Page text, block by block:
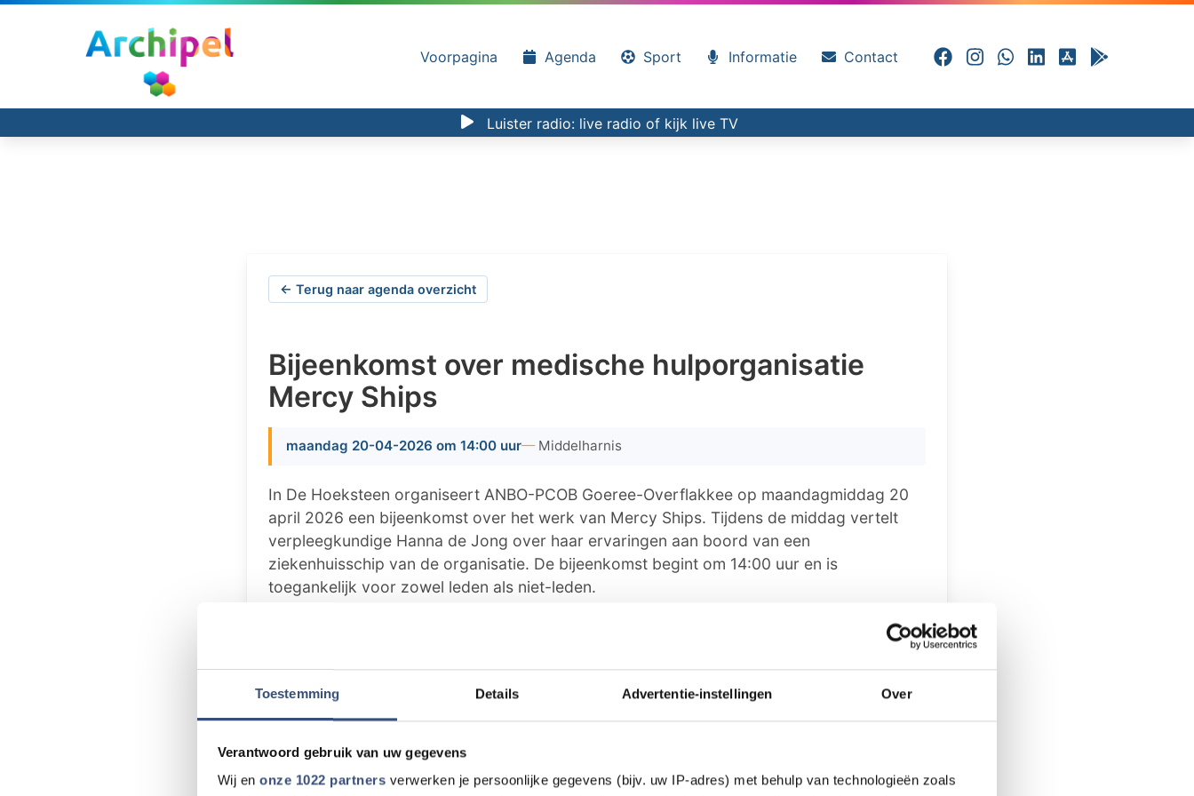
Toestemming Details Advertentie-instellingen Over
Verantwoord gebruik van uw gegevens
Wij en onze 1022 partners verwerken je persoonlijke gegevens (bijv. uw IP-adres) met behulp van technologieën zoals
Voorpagina Agenda Sport Informatie Contact
Luister radio: live radio of kijk live TV
← Terug naar agenda overzicht
Bijeenkomst over medische hulporganisatie
Mercy Ships
maandag 20-04-2026 om 14:00 uur Middelharnis
In De Hoeksteen organiseert ANBO-PCOB Goeree-Overflakkee op maandagmiddag 20
april 2026 een bijeenkomst over het werk van Mercy Ships. Tijdens de middag vertelt
verpleegkundige Hanna de Jong over haar ervaringen aan boord van een
ziekenhuisschip van de organisatie. De bijeenkomst begint om 14:00 uur en is
toegankelijk voor zowel leden als niet-leden.
samenwerking van twee ouderenbonden. De organisatie zet zich in voor de belangen,
participatie en het welzijn van senioren en organiseert ook lokale activiteiten en
bijeenkomsten.
ziekenhuisschepen. Vrijwilligers voeren operaties uit en ondersteunen lokale
zorgprojecten. De organisatie heeft momenteel twee schepen in de vaart, die vooral